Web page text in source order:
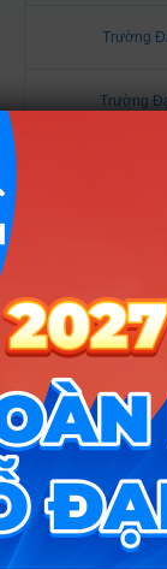
Trường
Trường
Trường Quản Trị
Học Viện
Học
Khoa